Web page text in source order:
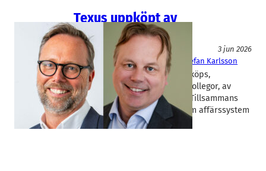
Texus uppköpt av
riskkapitalbolag
IT/Mjukvara
3 jun 2026
Kinra, Texus Johan Lindskog Stefan Karlsson
Konsultbolaget Texus i Malmö köps,
tillsammans med två branschkollegor, av
riskkapitalbolaget MVI Equity. Tillsammans
bildar de en konsultgrupp inom affärssystem
vid namn Kinra.